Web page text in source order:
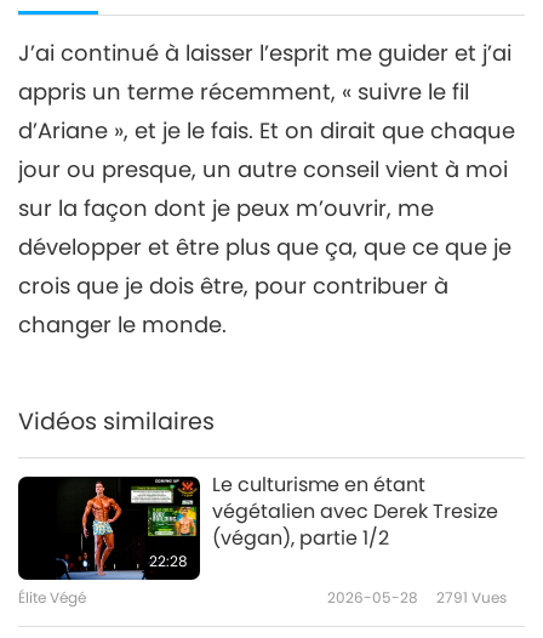
J’ai continué à laisser l’esprit me guider et j’ai
appris un terme récemment, « suivre le fil
d’Ariane », et je le fais. Et on dirait que chaque
jour ou presque, un autre conseil vient à moi
sur la façon dont je peux m’ouvrir, me
développer et être plus que ça, que ce que je
crois que je dois être, pour contribuer à
changer le monde.
Vidéos similaires
22:28
Le culturisme en étant
végétalien avec Derek Tresize
(végan), partie 1/2
Élite Végé 2026-05-28 2791 Vues